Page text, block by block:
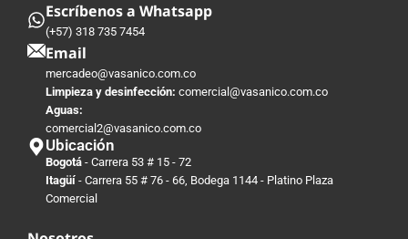
Escríbenos a Whatsapp
(+57) 318 735 7454
Email
mercadeo@vasanico.com.co
Limpieza y desinfección: comercial@vasanico.com.co
Aguas:
comercial2@vasanico.com.co
Ubicación
Bogotá - Carrera 53 # 15 - 72
Itagüí - Carrera 55 # 76 - 66, Bodega 1144 - Platino Plaza
Comercial